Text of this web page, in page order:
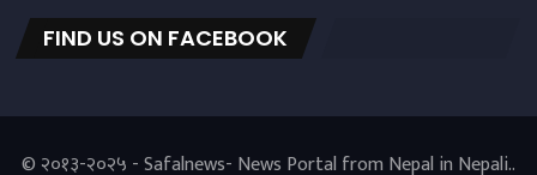
FIND US ON FACEBOOK
© २०१३-२०२५ - Safalnews- News Portal from Nepal in Nepali..